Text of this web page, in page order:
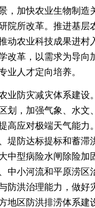
，加快农业生物制造
院所改革。推进基层
动农业科技成果进村
改革，以需求为导向
业人才定向培养。
防灾减灾体系建设
划，加强气象、水文
高应对极端天气能力
堤防达标提标和蓄滞
中型病险水闸除险加
中小河流和平原涝区
防洪治理能力，做好
地区防洪排涝体系建